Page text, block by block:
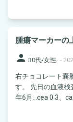
腫瘍マーカーの
person 30代/女性 -
右チョコレート嚢
す。 先日の血液
年6月…cea 0.3、